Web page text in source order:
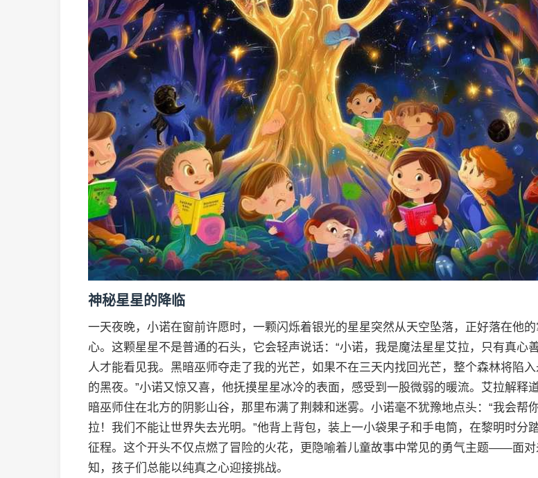
神秘星星的降临
一天夜晚，小诺在窗前许愿时，一颗闪烁着银光的星星突然从天空坠落，正好落在他的
心。这颗星星不是普通的石头，它会轻声说话：“小诺，我是魔法星星艾拉，只有真心
人才能看见我。黑暗巫师夺走了我的光芒，如果不在三天内找回光芒，整个森林将陷入
的黑夜。”小诺又惊又喜，他抚摸星星冰冷的表面，感受到一股微弱的暖流。艾拉解释
暗巫师住在北方的阴影山谷，那里布满了荆棘和迷雾。小诺毫不犹豫地点头：“我会帮
拉！我们不能让世界失去光明。”他背上背包，装上一小袋果子和手电筒，在黎明时分
征程。这个开头不仅点燃了冒险的火花，更隐喻着儿童故事中常见的勇气主题——面对
知，孩子们总能以纯真之心迎接挑战。